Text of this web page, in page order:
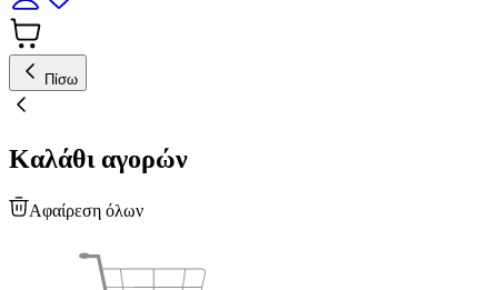
Πίσω
Καλάθι αγορών
Αφαίρεση όλων